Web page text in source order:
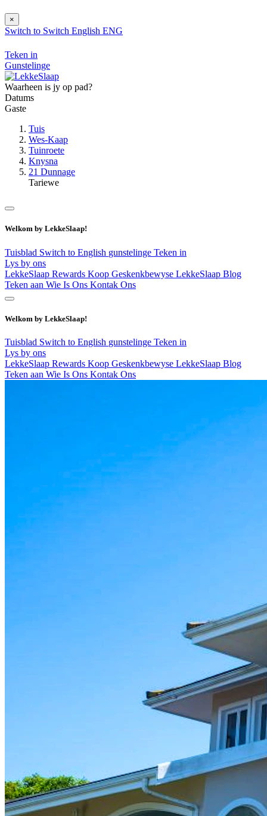
×
Switch to Switch English ENG
Teken in
Gunstelinge
Waarheen is jy op pad?
Datums
Gaste
Tuis
Wes-Kaap
Tuinroete
Knysna
21 Dunnage
Tariewe
Welkom by LekkeSlaap!
Tuisblad Switch to English gunstelinge Teken in
Lys by ons
LekkeSlaap Rewards Koop Geskenkbewyse LekkeSlaap Blog
Teken aan Wie Is Ons Kontak Ons
Welkom by LekkeSlaap!
Tuisblad Switch to English gunstelinge Teken in
Lys by ons
LekkeSlaap Rewards Koop Geskenkbewyse LekkeSlaap Blog
Teken aan Wie Is Ons Kontak Ons